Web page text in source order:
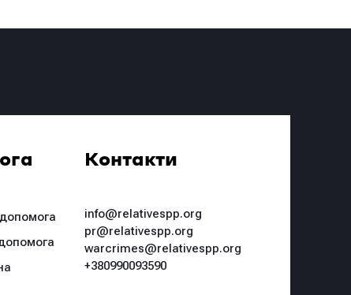
Контакти
info@relativespp.org
pr@relativespp.org
warcrimes@relativespp.org
+380990093590